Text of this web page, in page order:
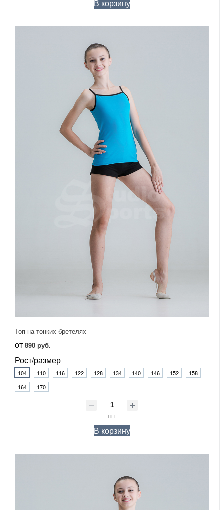
В корзину
Топ на тонких бретелях
от 890 руб.
Рост/размер
104 110 116 122 128 134 140 146 152
158
164
170
шт
В корзину